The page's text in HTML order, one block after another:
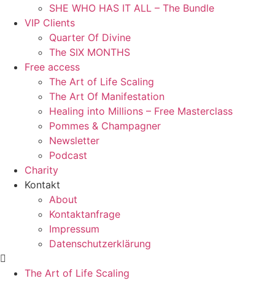
SHE WHO HAS IT ALL – The Bundle
VIP Clients
Quarter Of Divine
The SIX MONTHS
Free access
The Art of Life Scaling
The Art Of Manifestation
Healing into Millions – Free Masterclass
Pommes & Champagner
Newsletter
Podcast
Charity
Kontakt
About
Kontaktanfrage
Impressum
Datenschutzerklärung
The Art of Life Scaling